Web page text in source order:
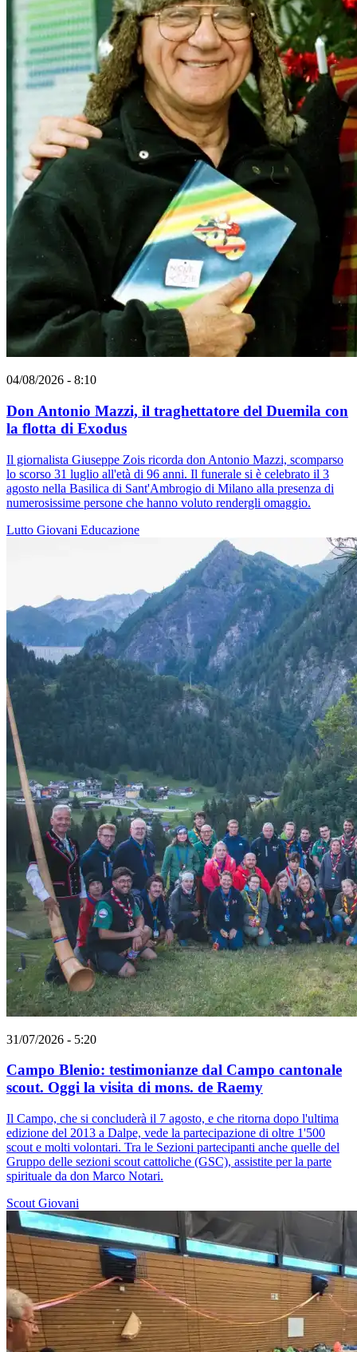
04/08/2026 - 8:10
Don Antonio Mazzi, il traghettatore del Duemila con
la flotta di Exodus
Il giornalista Giuseppe Zois ricorda don Antonio Mazzi, scomparso
lo scorso 31 luglio all'età di 96 anni. Il funerale si è celebrato il 3
agosto nella Basilica di Sant'Ambrogio di Milano alla presenza di
numerosissime persone che hanno voluto rendergli omaggio.
Lutto Giovani Educazione
31/07/2026 - 5:20
Campo Blenio: testimonianze dal Campo cantonale
scout. Oggi la visita di mons. de Raemy
Il Campo, che si concluderà il 7 agosto, e che ritorna dopo l'ultima
edizione del 2013 a Dalpe, vede la partecipazione di oltre 1'500
scout e molti volontari. Tra le Sezioni partecipanti anche quelle del
Gruppo delle sezioni scout cattoliche (GSC), assistite per la parte
spirituale da don Marco Notari.
Scout Giovani